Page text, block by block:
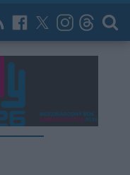
News Now Archív